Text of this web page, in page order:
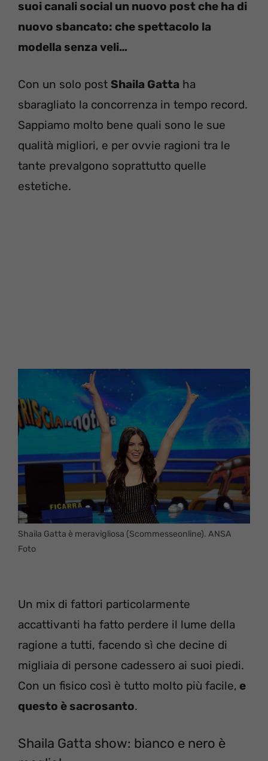
suoi canali social un nuovo post che ha di
nuovo sbancato: che spettacolo la
modella senza veli…
Con un solo post Shaila Gatta ha
sbaragliato la concorrenza in tempo record.
Sappiamo molto bene quali sono le sue
qualità migliori, e per ovvie ragioni tra le
tante prevalgono soprattutto quelle
estetiche.
Shaila Gatta è meravigliosa (Scommesseonline). ANSA
Foto
Un mix di fattori particolarmente
accattivanti ha fatto perdere il lume della
ragione a tutti, facendo sì che decine di
migliaia di persone cadessero ai suoi piedi.
Con un fisico così è tutto molto più facile, e
questo è sacrosanto.
Shaila Gatta show: bianco e nero è